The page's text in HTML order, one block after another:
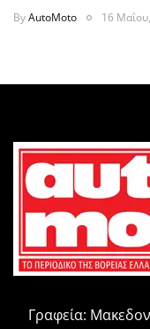
ByAutoMoto 16
Γραφεία: